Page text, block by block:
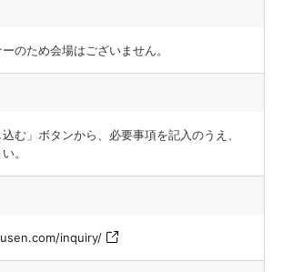
のため会場はございません。
込む」ボタンから、必要事項を記入のうえ、
。
inquiry/